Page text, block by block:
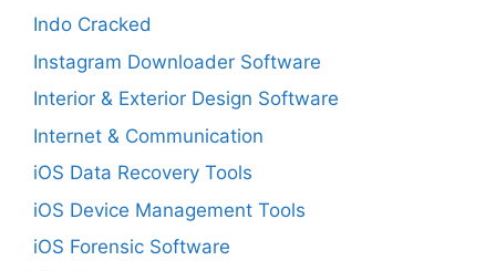
Indo Cracked
Instagram Downloader Software
Interior & Exterior Design Software
Internet & Communication
iOS Data Recovery Tools
iOS Device Management Tools
iOS Forensic Software